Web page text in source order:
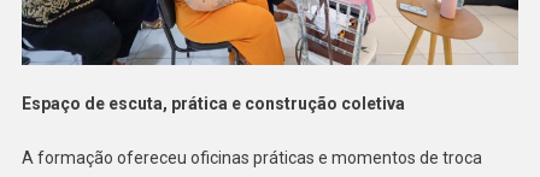
Espaço de escuta, prática e construção coletiva
A formação ofereceu oficinas práticas e momentos de troca